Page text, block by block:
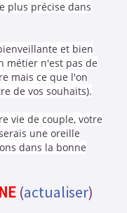
plus précise dans
et bien
métier n'est pas de
mais ce que l'on
de vos souhaits).
vie de couple, votre
une oreille
dans la bonne
(actualiser)